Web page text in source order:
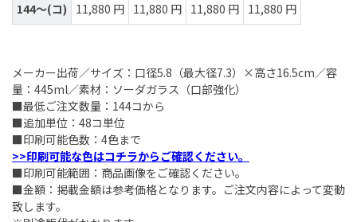
144～(コ)
11,880 円 11,880 円 11,880 円 11,880 円
メーカー出荷／サイズ：口径5.8（最大径7.3）×高さ16.5cm／容
量：445ml／素材：ソーダガラス（口部強化）
■最低ご注文数量：144コから
■追加単位：48コ単位
■印刷可能色数：4色まで
>>印刷可能な色はコチラからご確認ください。
■印刷可能範囲：商品画像をご確認ください。
■金額：掲載金額は参考価格となります。ご注文内容によって変動
致します。